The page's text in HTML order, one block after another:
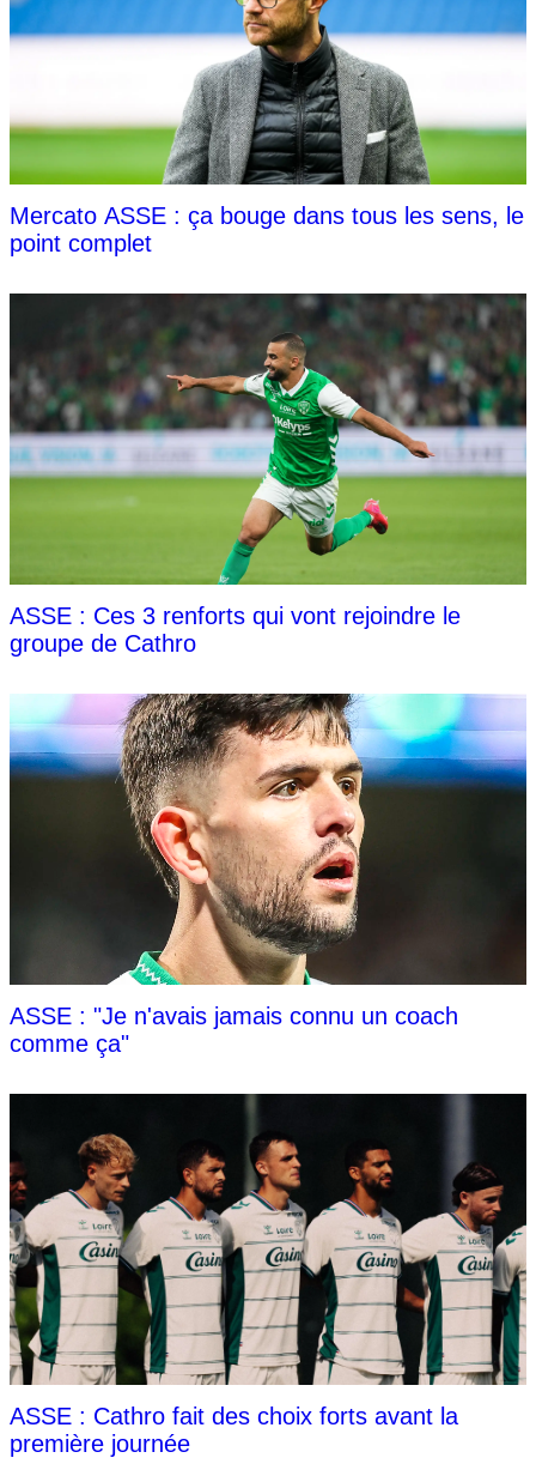
Mercato ASSE : ça bouge dans tous les sens, le
point complet
ASSE : Ces 3 renforts qui vont rejoindre le
groupe de Cathro
ASSE : "Je n'avais jamais connu un coach
comme ça"
ASSE : Cathro fait des choix forts avant la
première journée